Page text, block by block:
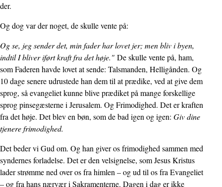
der.
Og dog var der noget, de skulle vente på:
Og se, jeg sender det, min fader har lovet jer; men bliv i byen,
indtil I bliver iført kraft fra det høje." De skulle vente på, ham,
som Faderen havde lovet at sende: Talsmanden, Helligånden. Og
10 dage senere udrustede han dem til at prædike, ved at give dem
sprog, så evangeliet kunne blive prædiket på mange forskellige
sprog pinsegæsterne i Jerusalem. Og Frimodighed. Det er kraften
fra det høje. Det blev en bøn, som de bad igen og igen: Giv dine
tjenere frimodighed.
Det beder vi Gud om. Og han giver os frimodighed sammen med
syndernes forladelse. Det er den velsignelse, som Jesus Kristus
lader strømme ned over os fra himlen – og ud til os fra Evangeliet
– og fra hans nærvær i Sakramenterne. Dagen i dag er ikke